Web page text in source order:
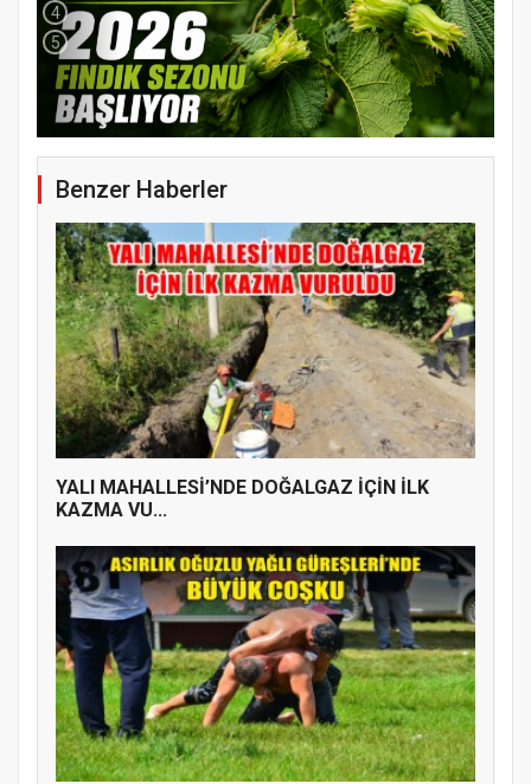
YENİ PARTİ TERME İLÇE BAŞKANLIĞINDA
ÜYE KATILIM PROGRAMI
4
5
Benzer Haberler
YALI MAHALLESİ’NDE DOĞALGAZ İÇİN İLK
KAZMA VU...